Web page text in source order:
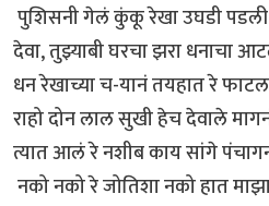
पुशिसनी गेलं कुंकू रेखा उघडी पडली
देवा, तुझ्याबी घरचा झरा धनाचा
धन रेखाच्या च-यानं तयहात रे
राहो दोन लाल सुखी हेच देवाले
त्यात आलं रे नशीब काय सांगे
नको नको रे जोतिशा नको हात